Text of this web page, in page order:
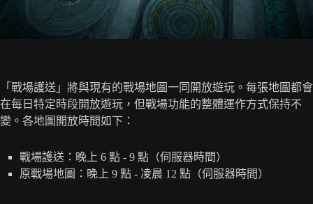
「戰場護送」將與現有的戰場地圖一同開放遊玩。每張地圖都會
在每日特定時段開放遊玩，但戰場功能的整體運作方式保持不
變。各地圖開放時間如下：
戰場護送：晚上 6 點 - 9 點（伺服器時間）
原戰場地圖：晚上 9 點 - 凌晨 12 點（伺服器時間）